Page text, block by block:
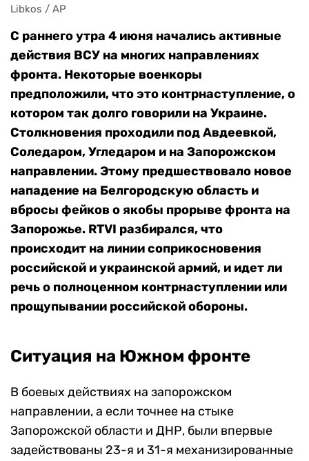
Libkos / AP
С раннего утра 4 июня начались активные
действия ВСУ на многих направлениях
фронта. Некоторые военкоры
предположили, что это контрнаступление, о
котором так долго говорили на Украине.
Столкновения проходили под Авдеевкой,
Соледаром, Угледаром и на Запорожском
направлении. Этому предшествовало новое
нападение на Белгородскую область и
вбросы фейков о якобы прорыве фронта на
Запорожье. RTVI разбирался, что
происходит на линии соприкосновения
российской и украинской армий, и идет ли
речь о полноценном контрнаступлении или
прощупывании российской обороны.
Ситуация на Южном фронте
В боевых действиях на запорожском
направлении, а если точнее на стыке
Запорожской области и ДНР, были впервые
задействованы 23-я и 31-я механизированные